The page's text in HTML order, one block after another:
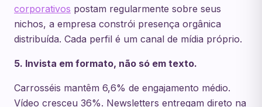
corporativos postam regularmente sobre seus
nichos, a empresa constrói presença orgânica
distribuída. Cada perfil é um canal de mídia próprio.
5. Invista em formato, não só em texto.
Carrosséis mantêm 6,6% de engajamento médio.
Vídeo cresceu 36%. Newsletters entregam direto na